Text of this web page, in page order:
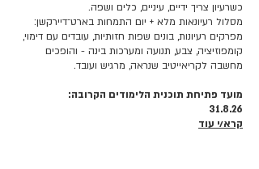
כשרעיון צריך ידיים, עיניים, כלים ושפה.
מסלול רעיונאות מלא + יום התמחות בארט־דיירקשן:
מפרקים רעיונות, בונים שפות חזותיות, עובדים עם דימוי,
קומפוזיציה, צבע, תנועה ומערכות בינה - והופכים
מחשבה לקריאייטיב שנראה, מרגיש ועובד.
מועד פתיחת תוכנית הלימודים הקרובה:
31.8.26
קרא/י עוד